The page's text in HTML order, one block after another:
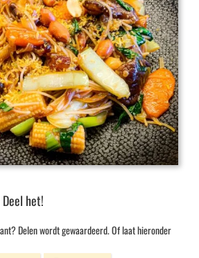
het!
Delen wordt gewaardeerd. Of laat hieronder